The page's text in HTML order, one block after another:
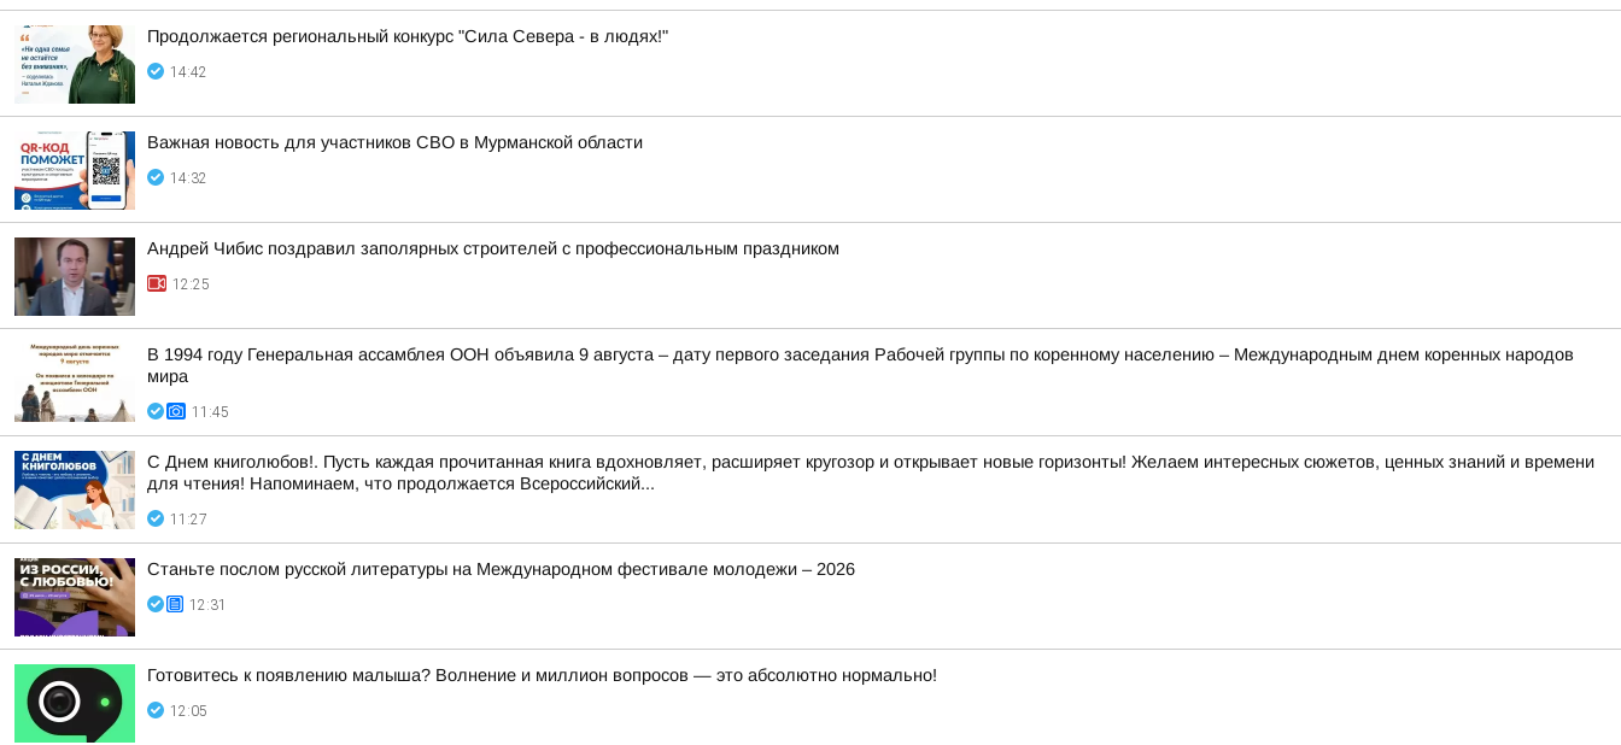
Продолжается региональный конкурс "Сила Севера - в людях!"
14:42
Важная новость для участников СВО в Мурманской области
14:32
Андрей Чибис поздравил заполярных строителей с профессиональным праздником
12:25
В 1994 году Генеральная ассамблея ООН объявила 9 августа – дату первого заседания Рабочей группы по коренному населению – Международным днем коренных народов
мира
11:45
С Днем книголюбов!. Пусть каждая прочитанная книга вдохновляет, расширяет кругозор и открывает новые горизонты! Желаем интересных сюжетов, ценных знаний и времени
для чтения! Напоминаем, что продолжается Всероссийский...
11:27
Станьте послом русской литературы на Международном фестивале молодежи – 2026
12:31
Готовитесь к появлению малыша? Волнение и миллион вопросов — это абсолютно нормально!
12:05